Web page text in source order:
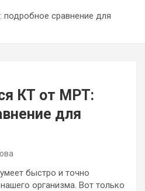
сравнение для
КТ от МРТ:
для
быстро и точно
организма. Вот только